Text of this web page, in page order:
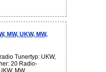
MW, UKW, MW,
Tunertyp: UKW,
20 Radio-
MW